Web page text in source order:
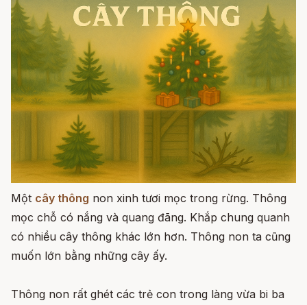
Một cây thông non xinh tươi mọc trong rừng. Thông
mọc chỗ có nắng và quang đãng. Khắp chung quanh
có nhiều cây thông khác lớn hơn. Thông non ta cũng
muốn lớn bằng những cây ấy.
Thông non rất ghét các trẻ con trong làng vừa bi ba